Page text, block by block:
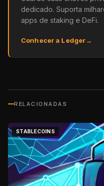
dedicado. Suporta
apps de staking e DeFi.
Conhecer a Ledger→
RELACIONADAS
STABLECOINS